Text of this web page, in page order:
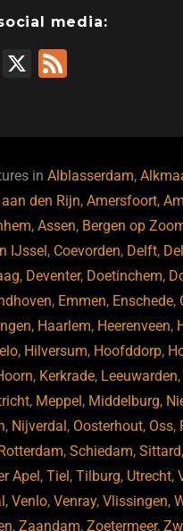
media:
Li
X
inAlblasserdam,
den Rijn,Amersfoort,
,Assen, Bergen op
IJssel , Coevorden, Delft,
, Deventer, Doetinchem,
, Emmen, Enschede,
, Haarlem, Heerenveen,
, Hilversum, Hoofddorp,
, Kerkrade, Leeuwarden,
, Meppel , Middelburg,
, Nijverdal , Oosterhout, Oss,
Rotterdam, Schiedam, Sittard,
Apel ,Tiel ,Tilburg, Utrecht,
,Venlo,Venray,Vlissingen,
,Zaandam,Zoetermeer,